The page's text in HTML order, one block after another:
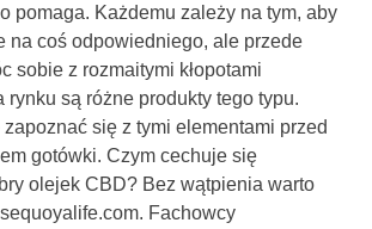
pomaga. Każdemu zależy na tym, aby
na coś odpowiedniego, ale przede
sobie z rozmaitymi kłopotami
rynku są różne produkty tego typu.
zapoznać się z tymi elementami przed
gotówki. Czym cechuje się
olejek CBD? Bez wątpienia warto
Fachowcy